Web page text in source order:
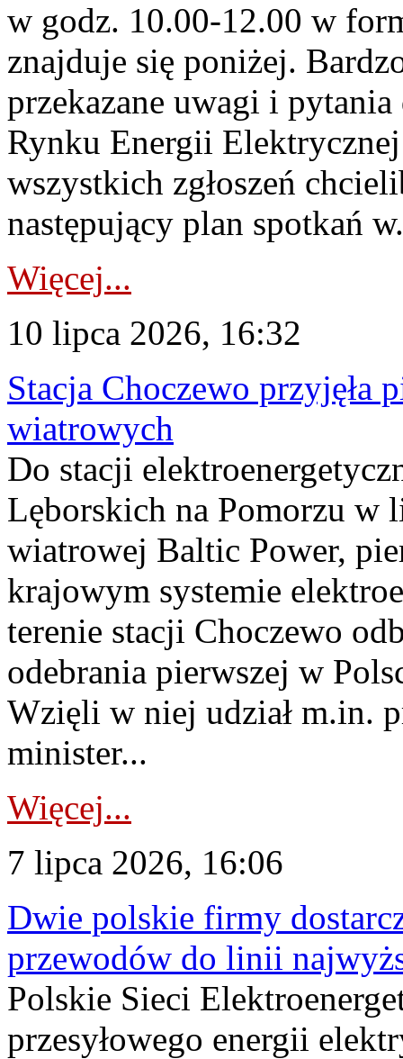
w godz. 10.00-12.00 w
znajduje się poniżej.
przekazane uwagi i
Rynku Energii
wszystkich zgłoszeń
następujący plan spotkań
Więcej...
10 lipca 2026, 16:32
Stacja Choczewo przyjęła
wiatrowych
Do stacji
Lęborskich na Pomorzu w
wiatrowej Baltic Power,
krajowym systemie
terenie stacji Choczewo
odebrania pierwszej w
Wzięli w niej udział m.in.
minister...
Więcej...
7 lipca 2026, 16:06
Dwie polskie firmy
przewodów do linii
Polskie Sieci
przesyłowego energii